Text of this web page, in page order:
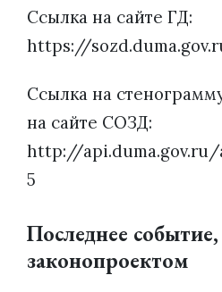
Ссылка на сайте ГД:
https://
Ссылка на
на сайте СОЗД:
http://
5
Последнее событие,
законопроектом